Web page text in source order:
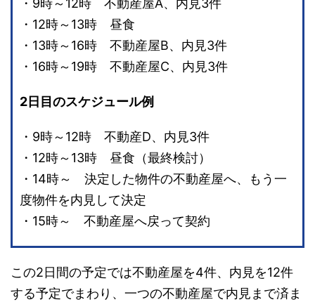
・9時～12時 不動産屋A、内見3件
・12時～13時 昼食
・13時～16時 不動産屋B、内見3件
・16時～19時 不動産屋C、内見3件
2日目のスケジュール例
・9時～12時 不動産D、内見3件
・12時～13時 昼食（最終検討）
・14時～ 決定した物件の不動産屋へ、もう一
度物件を内見して決定
・15時～ 不動産屋へ戻って契約
この2日間の予定では不動産屋を4件、内見を12件
する予定でまわり、一つの不動産屋で内見まで済ま